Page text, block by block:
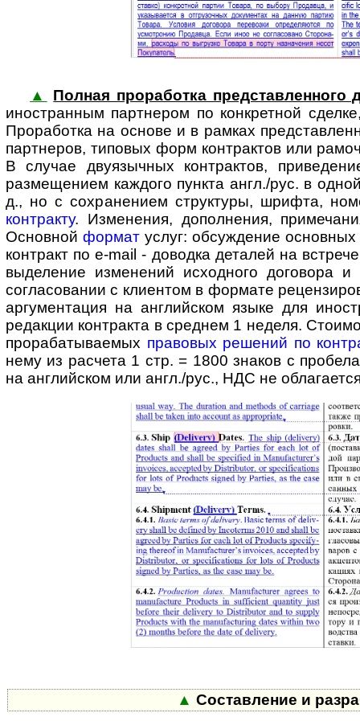
▲
Полная проработка представленного
ино­стран­ным партнером по конк­ретной
Проработка на основе и в рамках
партнеров, типовых форм контрактов или
В случае двуязычных контрактов,
размещением каждого пункта англ./рус. в
д., но с сохранением структуры, шрифта,
контракту. Изменения, дополнения,
Основнойформат услуг: обсуждение
контракт по e-mail - доводка деталей на
выделение изменений исходного договора
согласовании с клиентом в формате
аргументация на английском языке для
редакции контракта в среднем 1 неделя.
прорабатываемых правовых решений по
нему из расчета 1 стр. = 1800 знаков с
на английском или англ./рус., НДС не
▲ Составление и